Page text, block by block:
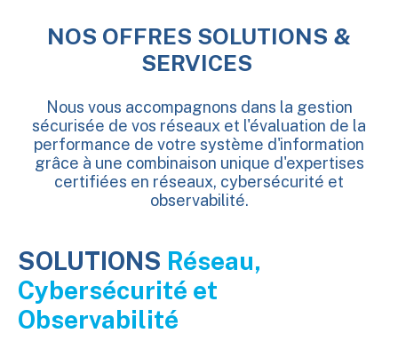
NOS OFFRES SOLUTIONS &
SERVICES
Nous vous accompagnons dans la gestion
sécurisée de vos réseaux et l'évaluation de la
performance de votre système d'information
grâce à une combinaison unique d'expertises
certifiées en réseaux, cybersécurité et
observabilité.
SOLUTIONS Réseau,
Cybersécurité et
Observabilité